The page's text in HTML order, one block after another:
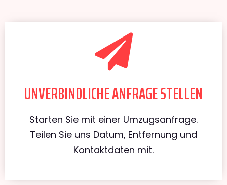
UNVERBINDLICHE ANFRAGE STELLEN
Starten Sie mit einer Umzugsanfrage.
Teilen Sie uns Datum, Entfernung und
Kontaktdaten mit.